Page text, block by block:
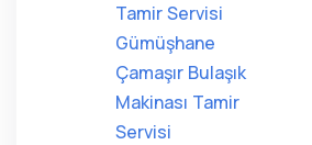
Tamir Servisi
Gümüşhane
Çamaşır Bulaşık
Makinası Tamir
Servisi